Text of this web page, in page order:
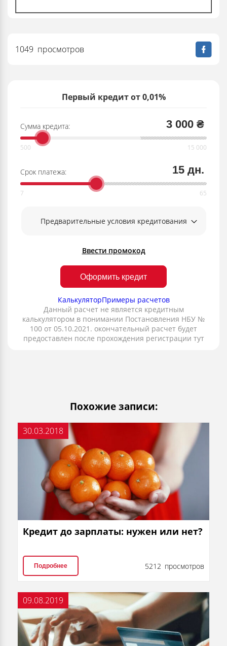
Первый кредит от 0,01%
Сумма кредита: 3 000 ₴
Срок платежа: 15 дн.
Предварительные условия кредитования
Ввести промокод
Оформить кредит
КалькуляторПримеры расчетов
Данный расчет не является кредитным
калькулятором в понимании Постановления НБУ №
100 от 05.10.2021. окончательный расчет будет
предоставлен после прохождения регистрации тут
1049 просмотров
Похожие записи:
30.03.2018
Кредит до зарплаты: нужен или нет?
Подробнее 5212 просмотров
09.08.2019